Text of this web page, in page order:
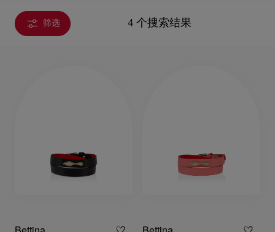
筛选 4 个搜索结果